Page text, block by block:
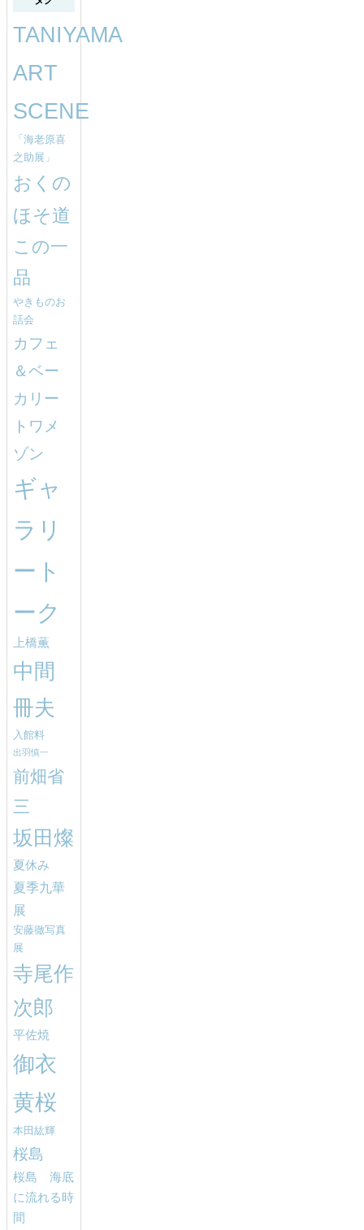
TANIYAMA
ART
SCENE
「海老原喜
之助展」
おくの
ほそ道
この一
品
やきものお
話会
カフェ
＆ベー
カリー
トワメ
ゾン
ギャ
ラリ
ート
ーク
上橋薫
中間
冊夫
入館料
出羽慎一
前畑省
三
坂田燦
夏休み
夏季九華
展
安藤徹写真
展
寺尾作
次郎
平佐焼
御衣
黄桜
本田紘輝
桜島
桜島 海底
に流れる時
間